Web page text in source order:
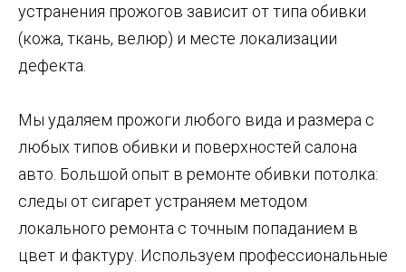
устранения прожогов зависит от типа обивки
(кожа, ткань, велюр) и месте локализации
дефекта.
Мы удаляем прожоги любого вида и размера с
любых типов обивки и поверхностей салона
авто. Большой опыт в ремонте обивки потолка:
следы от сигарет устраняем методом
локального ремонта с точным попаданием в
цвет и фактуру. Используем профессиональные